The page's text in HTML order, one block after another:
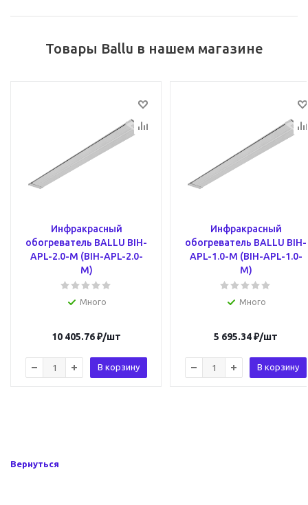
Товары Ballu в нашем магазине
Инфракрасный
обогреватель BALLU BIH-
APL-2.0-M (BIH-APL-2.0-
M)
Много
10 405.76₽/шт
В корзину
Инфракрасный
обогреватель BALLU BIH-
APL-1.0-M (BIH-APL-1.0-
M)
Много
5 695.34₽/шт
В корзину
Вернуться